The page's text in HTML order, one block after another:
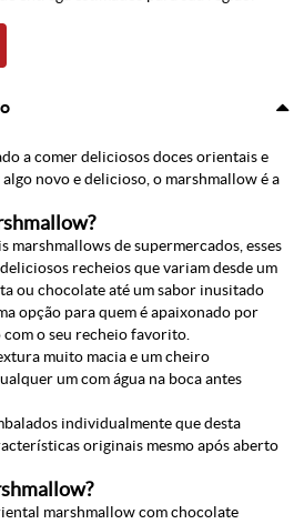
a comer deliciosos doces orientais e
novo e delicioso, o marshmallow é a
de supermercados, esses
recheios que variam desde um
ou chocolate até um sabor inusitado
opção para quem é apaixonado por
o seu recheio favorito.
muito macia e um cheiro
um com água na boca antes
individualmente que desta
originais mesmo após aberto
marshmallow com chocolate